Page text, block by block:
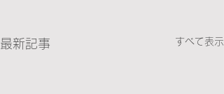
最新記事 すべて表示